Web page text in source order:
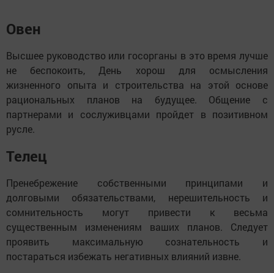
Овен
Высшее руководство или госорганы в это время лучше
не беспокоить, День хорош для осмысления
жизненного опыта и строительства на этой основе
рациональных планов на будущее. Общение с
партнерами и сослуживцами пройдет в позитивном
русле.
Телец
Пренебрежение собственными принципами и
долговыми обязательствами, нерешительность и
сомнительность могут привести к весьма
существенным изменениям ваших планов. Следует
проявить максимальную сознательность и
постараться избежать негативных влияний извне.